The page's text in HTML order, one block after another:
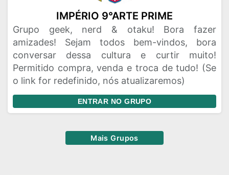
IMPÉRIO 9°ARTE PRIME
Grupo geek, nerd & otaku! Bora fazer
amizades! Sejam todos bem-vindos, bora
conversar dessa cultura e curtir muito!
Permitido compra, venda e troca de tudo! (Se
o link for redefinido, nós atualizaremos)
ENTRAR NO GRUPO
Mais Grupos